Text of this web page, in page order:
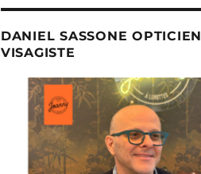
DANIEL SASSONE OPTICIEN
VISAGISTE